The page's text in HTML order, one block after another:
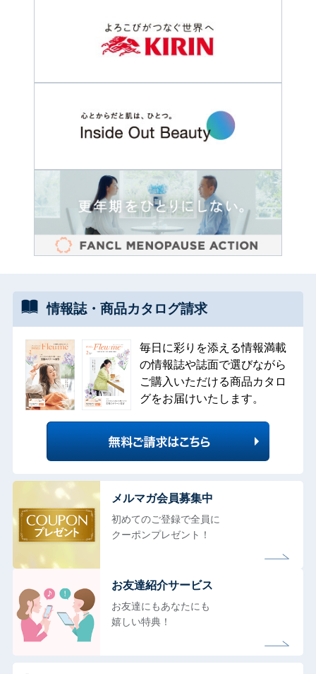
情報誌・ 商品カタログ請求
毎日に彩りを添える情報満載
の情報誌や誌面で選びながら
ご購入いただける商品カタロ
グをお届けいたします。
メルマガ会員募集中
初めてのご登録で全員に
クーポンプレゼント！
お友達紹介サービス
お友達にもあなたにも
嬉しい特典！